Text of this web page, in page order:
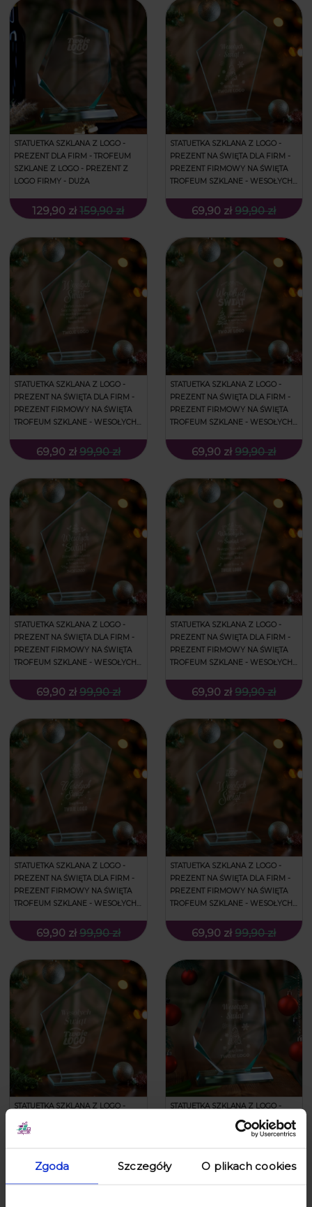
Zgoda Szczegóły O plikach cookies
STATUETKA SZKLANA Z LOGO -
PREZENT DLA FIRM - TROFEUM
SZKLANE Z LOGO - PREZENT Z
LOGO FIRMY - DUŻA
129,90 zł 159,90 zł
STATUETKA SZKLANA Z LOGO -
PREZENT NA ŚWIĘTA DLA FIRM -
PREZENT FIRMOWY NA ŚWIĘTA
TROFEUM SZKLANE - WESOŁYCH
69,90 zł 99,90 zł
STATUETKA SZKLANA Z LOGO -
PREZENT NA ŚWIĘTA DLA FIRM -
PREZENT FIRMOWY NA ŚWIĘTA
TROFEUM SZKLANE - WESOŁYCH
69,90 zł 99,90 zł
STATUETKA SZKLANA Z LOGO -
PREZENT NA ŚWIĘTA DLA FIRM -
PREZENT FIRMOWY NA ŚWIĘTA
TROFEUM SZKLANE - WESOŁYCH
69,90 zł 99,90 zł
STATUETKA SZKLANA Z LOGO -
PREZENT NA ŚWIĘTA DLA FIRM -
PREZENT FIRMOWY NA ŚWIĘTA
TROFEUM SZKLANE - WESOŁYCH
69,90 zł 99,90 zł
STATUETKA SZKLANA Z LOGO -
PREZENT NA ŚWIĘTA DLA FIRM -
PREZENT FIRMOWY NA ŚWIĘTA
TROFEUM SZKLANE - WESOŁYCH
69,90 zł 99,90 zł
STATUETKA SZKLANA Z LOGO -
PREZENT NA ŚWIĘTA DLA FIRM -
PREZENT FIRMOWY NA ŚWIĘTA
TROFEUM SZKLANE - WESOŁYCH
69,90 zł 99,90 zł
STATUETKA SZKLANA Z LOGO -
PREZENT NA ŚWIĘTA DLA FIRM -
PREZENT FIRMOWY NA ŚWIĘTA
TROFEUM SZKLANE - WESOŁYCH
69,90 zł 99,90 zł
STATUETKA SZKLANA Z LOGO -
PREZENT FIRMOWY NA ŚWIĘTA
69,90 zł 99,90 zł
STATUETKA SZKLANA Z LOGO -
PREZENT NA ŚWIĘTA DLA FIRM -
PREZENT FIRMOWY NA ŚWIĘTA
129,90 zł 159,90 zł